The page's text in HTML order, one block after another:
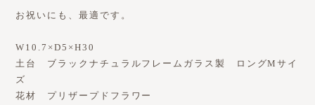
お祝いにも、最適です。
W10.7×D5×H30
土台 ブラックナチュラルフレームガラス製 ロングMサイ
ズ
花材 プリザープドフラワー